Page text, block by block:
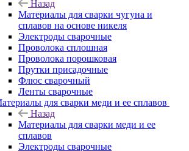
Назад
Материалы для сварки чугуна и
сплавов на основе никеля
Электроды сварочные
Проволока сплошная
Проволока порошковая
Прутки присадочные
Флюс сварочный
Ленты сварочные
для сварки меди и ее сплавов
Назад
Материалы для сварки меди и ее
сплавов
Электроды сварочные